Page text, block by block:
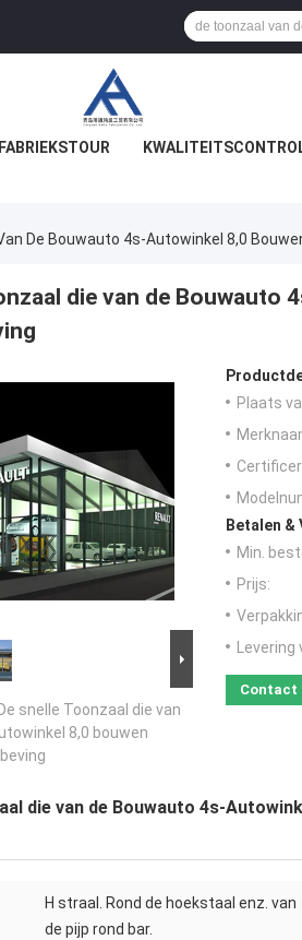
FABRIEKSTOUR
De Bouwauto 4s-Autowinkel 8,0
die van de Bouwauto
De snelle Toonzaal die van
8,0 bouwen
Plaats
Betalen &
Min.
Prijs:
Levering
Contact
die van de Bouwauto 4s-
H straal. Rond de hoekstaal enz. van
de pijp rond bar.